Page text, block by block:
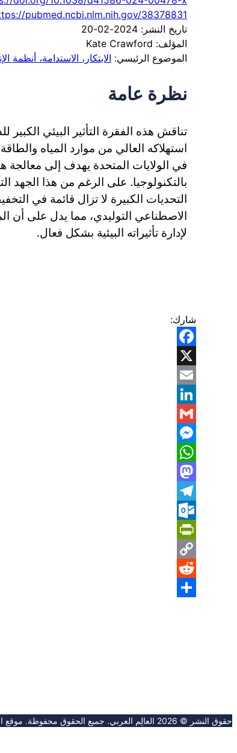
pubmed.ncbi.nlm.nih.gov/38378831
تاريخ النشر: 2024-02-20
المؤلف: Kate Crawford
الموضوع الرئيسي: الابتكار، الاستدامة، أنظمة
نظرة عامة
تناقش هذه الفقرة التأثير البيئي
استهلاكه العالي من موارد المياه
في الولايات المتحدة يهدف إلى معالجة
بالتكنولوجيا. على الرغم من هذا الجهد
التحديات الكبيرة لا تزال قائمة في
الاصطناعي التوليدي، مما يدل على أن
لإدارة تأثيراته البيئية بشكل فعال.
شارك:
Facebook
X
Email
LinkedIn
Gmail
Messenger
WhatsApp
Mastodon
Telegram
Outlook.com
PrintFriendly
Copy
Link
Reddit
حقوق النشر © 2026 العالِم العربي. جميع الحقوق محفوظة. موقع العالِم العربي غير مسؤول عن محتوى المواقع الخارجية.